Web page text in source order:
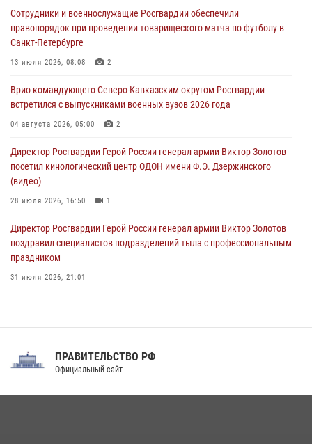
10 августа 2026, 13:00
В Ленобласти сотрудники Росгвардии и полиции задержали
разыскиваемого опасного рецидивиста, подозреваемого в
10 августа 2026, 12:38 1
Сотрудники Росгвардии провели оперативно-профилактическое
10 августа 2026, 12:00
Сотрудники и военнослужащие Росгвардии обеспечили
правопорядок при проведении товарищеского матча по футболу в
Санкт-Петербурге
13 июля 2026, 08:08 2
Врио командующего Северо-Кавказским округом Росгвардии
встретился с выпускниками военных вузов 2026 года
04 августа 2026, 05:00 2
Директор Росгвардии Герой России генерал армии Виктор Золотов
посетил кинологический центр ОДОН имени Ф.Э. Дзержинского
(видео)
28 июля 2026, 16:50 1
Директор Росгвардии Герой России генерал армии Виктор Золотов
поздравил специалистов подразделений тыла с профессиональным
праздником
31 июля 2026, 21:01
Праздник «Один день с Росгвардией» к 105-летию Центрального
ПРАВИТЕЛЬСТВО РФ
Официальный сайт